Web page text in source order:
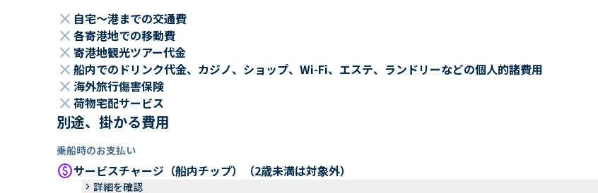
close 自宅～港までの交通費
close 各寄港地での移動費
close 寄港地観光ツアー代金
close 船内でのドリンク代金、カジノ、ショップ、Wi-Fi、エステ、ランドリーなどの個人的諸費用
close 海外旅行傷害保険
close 荷物宅配サービス
別途、掛かる費用
乗船時のお支払い
paidサービスチャージ（船内チップ）（2歳未満は対象外）
keyboard_arrow_right 詳細を確認